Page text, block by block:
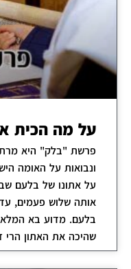
על מה הכית
פרשת "בלק" היא
ונבואות על האומה
על אתונו של בלעם
אותה שלוש פעמים,
בלעם. מדוע בא
שהיכה את האתון